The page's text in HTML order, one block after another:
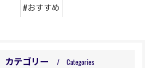
#おすすめ
カテゴリー Categories